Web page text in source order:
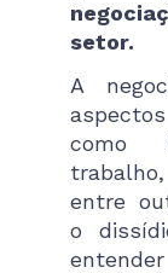
setor.
A
como
entre
o